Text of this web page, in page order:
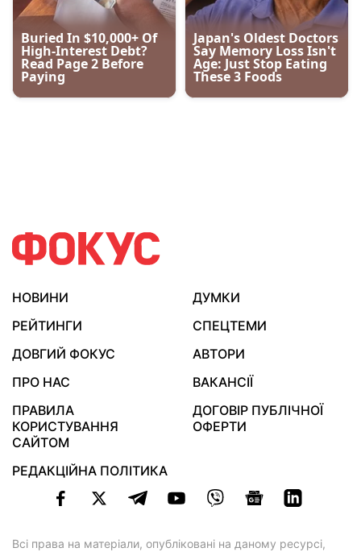
НОВИНИ
ДУМКИ
РЕЙТИНГИ
СПЕЦТЕМИ
ДОВГИЙ ФОКУС
АВТОРИ
ПРО НАС
ВАКАНСІЇ
ПРАВИЛА
КОРИСТУВАННЯ
САЙТОМ
ДОГОВІР ПУБЛІЧНОЇ
ОФЕРТИ
РЕДАКЦІЙНА ПОЛІТИКА
Всі права на матеріали, опубліковані на даному ресурсі,